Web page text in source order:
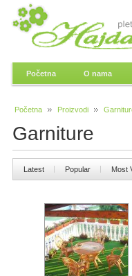
Početna O nama
Početna Proizvodi
Garniture
Latest Popular Most